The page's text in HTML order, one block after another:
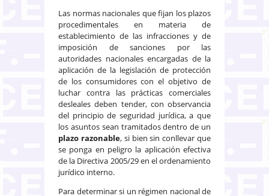
Las normas nacionales que fijan los plazos
procedimentales en materia de
establecimiento de las infracciones y de
imposición de sanciones por las
autoridades nacionales encargadas de la
aplicación de la legislación de protección
de los consumidores con el objetivo de
luchar contra las prácticas comerciales
desleales deben tender, con observancia
del principio de seguridad jurídica, a que
los asuntos sean tramitados dentro de un
plazo razonable, si bien sin conllevar que
se ponga en peligro la aplicación efectiva
de la Directiva 2005/29 en el ordenamiento
jurídico interno.
Para determinar si un régimen nacional de